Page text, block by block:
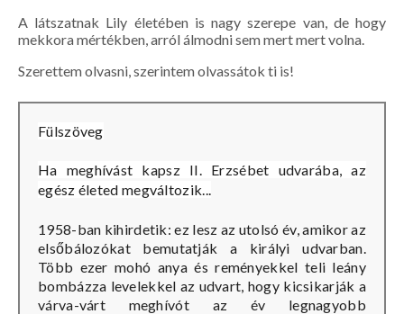
A látszatnak Lily életében is nagy szerepe van, de hogy
mekkora mértékben, arról álmodni sem mert mert volna.
Szerettem olvasni, szerintem olvassátok ti is!
Fülszöveg
Ha ​meghívást kapsz II. Erzsébet udvarába, az
egész életed megváltozik...
1958-ban kihirdetik: ez lesz az utolsó év, amikor az
elsőbálozókat bemutatják a királyi udvarban.
Több ezer mohó anya és reményekkel teli leány
bombázza levelekkel az udvart, hogy kicsikarják a
várva-várt meghívót az év legnagyobb